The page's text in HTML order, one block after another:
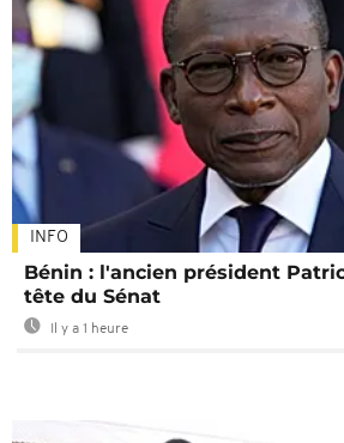
INFO
Bénin : l'ancien président
tête du Sénat
Il y a 1 heure